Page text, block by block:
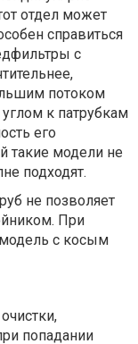
отдел может
справиться
с
потоком
к патрубкам
его
такие модели не
подходят.
не позволяет
При
модель с косым
попадании